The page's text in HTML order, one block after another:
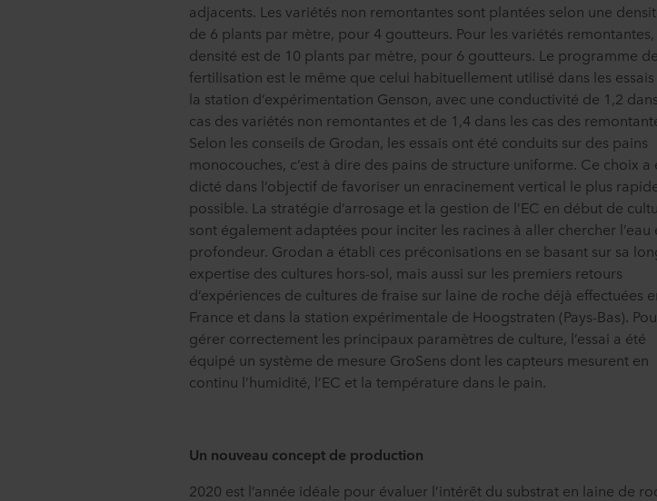
adjacents. Les variétés non remontantes sont plantées selon une
de 6 plants par mètre, pour 4 goutteurs. Pour les variétés remontantes,
densité est de 10 plants par mètre, pour 6 goutteurs. Le programme de
fertilisation est le même que celui habituellement utilisé dans les
la station d’expérimentation Genson, avec une conductivité de 1,2
cas des variétés non remontantes et de 1,4 dans les cas des
Selon les conseils de Grodan, les essais ont été conduits sur des pains
monocouches, c’est à dire des pains de structure uniforme. Ce choix a
dicté dans l’objectif de favoriser un enracinement vertical le plus
possible. La stratégie d’arrosage et la gestion de l’EC en début de
sont également adaptées pour inciter les racines à aller chercher l’eau
profondeur. Grodan a établi ces préconisations en se basant sur sa
expertise des cultures hors-sol, mais aussi sur les premiers retours
d’expériences de cultures de fraise sur laine de roche déjà effectuées
France et dans la station expérimentale de Hoogstraten (Pays-Bas).
gérer correctement les principaux paramètres de culture, l’essai a été
équipé un système de mesure GroSens dont les capteurs mesurent en
continu l’humidité, l’EC et la température dans le pain.
Un nouveau concept de production
2020 est l’année idéale pour évaluer l’intérêt du substrat en laine de